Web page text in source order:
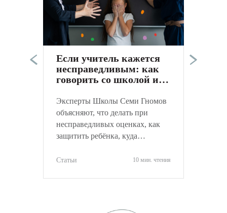
Если учитель кажется
несправедливым: как
говорить со школой и
Эксперты Школы Семи Гномов
объясняют, что делать при
несправедливых оценках, как
защитить ребёнка, куда
оценить ситуацию.
Статьи 10 мин. чтения